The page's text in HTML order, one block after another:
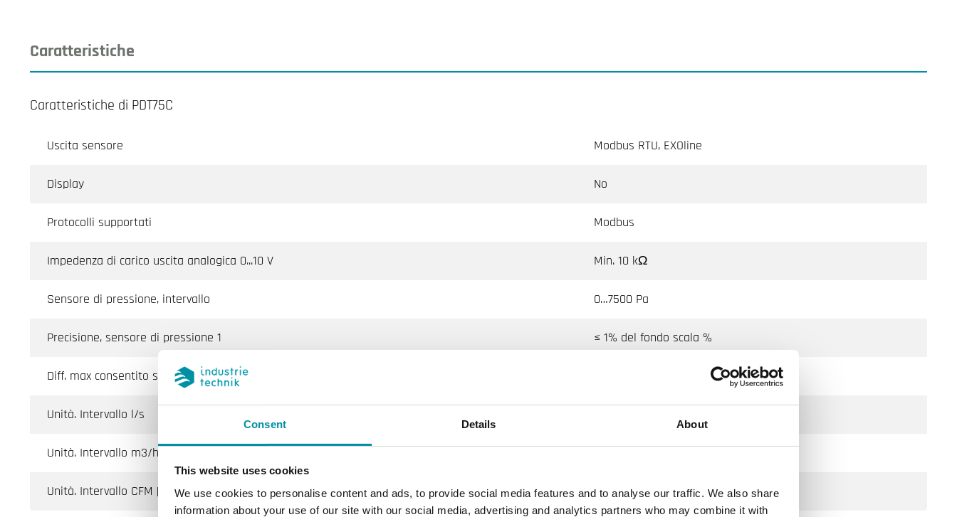
Consent Details About
This website uses cookies
We use cookies to personalise content and ads, to provide social media features and to analyse our traffic. We also share
information about your use of our site with our social media, advertising and analytics partners who may combine it with
Caratteristiche
Caratteristiche di PDT75C
Uscita sensore Modbus RTU, EXOline
Display No
Protocolli supportati Modbus
Impedenza di carico uscita analogica 0...10 V Min. 10 kΩ
Sensore di pressione, intervallo 0…7500 Pa
Precisione, sensore di pressione 1 ≤ 1% del fondo scala %
Diff. max consentito sensore di pressione 1
Unità. Intervallo l/s
Unità. Intervallo m3/h
Unità. Intervallo CFM [Ft3/min] 0…65000